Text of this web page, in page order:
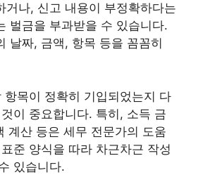
거나, 신고 내용이 부정확하다는
벌금을 부과받을 수 있습니다.
날짜, 금액, 항목 등을 꼼꼼히
항목이 정확히 기입되었는지 다
이 중요합니다. 특히, 소득 금
계산 등은 세무 전문가의 도움
준 양식을 따라 차근차근 작성
있습니다.